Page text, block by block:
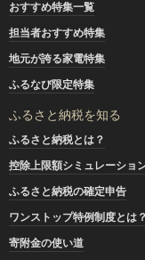
おすすめ特集一覧
担当者おすすめ特集
地元が誇る家電特集
ふるなび限定特集
ふるさと納税を知る
ふるさと納税とは？
控除上限額シミュレーショ
ふるさと納税の確定申告
ワンストップ特例制度とは？
寄附金の使い道